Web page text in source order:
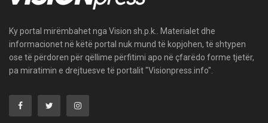
Ky portal mirëmbahet nga Vision sh.p.k.. Materialet dhe
informacionet në këtë portal nuk mund të kopjohen, të shtypen
ose të përdoren për qëllime përfitimi apo në çfarëdo forme tjetër,
pa miratimin e drejtuesve të portalit "Visionpress.info".